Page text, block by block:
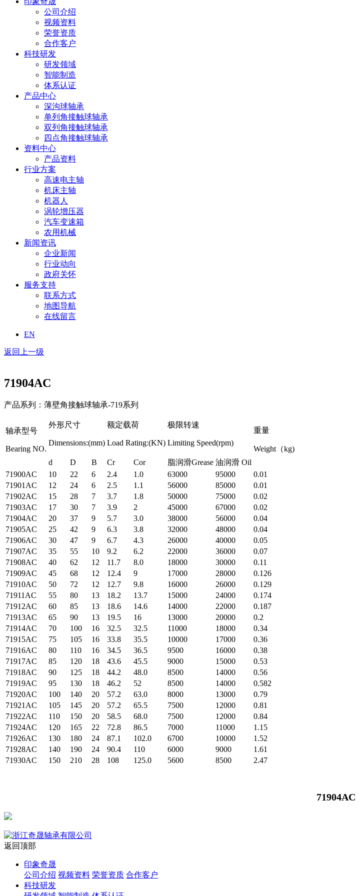
公司介绍
视频资料
荣誉资质
合作客户
科技研发
研发领域
智能制造
体系认证
产品中心
深沟球轴承
单列角接触球轴承
双列角接触球轴承
四点角接触球轴承
资料中心
产品资料
行业方案
高速电主轴
机床主轴
机器人
涡轮增压器
汽车变速箱
农用机械
新闻资讯
企业新闻
行业动向
政府关怀
服务支持
联系方式
地图导航
在线留言
EN
返回上一级
71904AC
产品系列：薄壁角接触球轴承-719系列
轴承型号
Bearing NO.
外形尺寸
Dimensions:(mm)
额定载荷
Load Rating:(KN)
极限转速
Limiting Speed(rpm)
重量
Weight（kg)
d
D B Cr Cor 脂润滑Grease 油润滑 Oil
71900AC
10 22 6 2.4 1.0 63000 95000
0.01
71901AC
12 24 6 2.5 1.1 56000 85000
0.01
71902AC
15 28 7 3.7 1.8 50000 75000
0.02
71903AC
17 30 7 3.9 2 45000 67000
0.02
71904AC
20 37 9 5.7 3.0 38000 56000
0.04
71905AC
25 42 9 6.3 3.8 32000 48000
0.04
71906AC
30 47 9 6.7 4.3 26000 40000
0.05
71907AC
35 55 10 9.2 6.2 22000 36000
0.07
71908AC
40 62 12 11.7 8.0 18000 30000
0.11
71909AC
45 68 12 12.4 9 17000 28000
0.126
71910AC
50 72 12 12.7 9.8 16000 26000
0.129
71911AC
55 80 13 18.2 13.7 15000 24000
0.174
71912AC
60 85 13 18.6 14.6 14000 22000
0.187
71913AC
65 90 13 19.5 16 13000 20000
0.2
71914AC
70 100 16 32.5 32.5 11000 18000
0.34
71915AC
75 105 16 33.8 35.5 10000 17000
0.36
71916AC
80 110 16 34.5 36.5 9500 16000
0.38
71917AC
85 120 18 43.6 45.5 9000 15000
0.53
71918AC
90 125 18 44.2 48.0 8500 14000
0.56
71919AC
95 130 18 46.2 52 8500 14000
0.582
71920AC
100 140 20 57.2 63.0 8000 13000
0.79
71921AC
105 145 20 57.2 65.5 7500 12000
0.81
71922AC
110 150 20 58.5 68.0 7500 12000
0.84
71924AC
120 165 22 72.8 86.5 7000 11000
1.15
71926AC
130 180 24 87.1 102.0 6700 10000
1.52
71928AC
140 190 24 90.4 110 6000 9000
1.61
71930AC
150 210 28 108 125.0 5600 8500 2.47
71904AC
返回顶部
印象奇晟
公司介绍 视频资料 荣誉资质 合作客户
科技研发